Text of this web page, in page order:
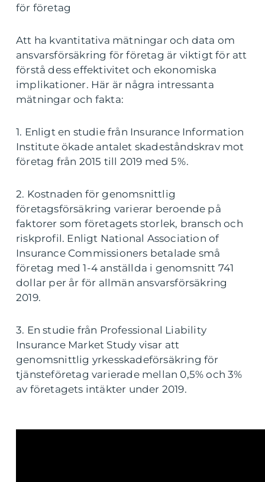
för företag
Att ha kvantitativa mätningar och data om
ansvarsförsäkring för företag är viktigt för att
förstå dess effektivitet och ekonomiska
implikationer. Här är några intressanta
mätningar och fakta:
1. Enligt en studie från Insurance Information
Institute ökade antalet skadeståndskrav mot
företag från 2015 till 2019 med 5%.
2. Kostnaden för genomsnittlig
företagsförsäkring varierar beroende på
faktorer som företagets storlek, bransch och
riskprofil. Enligt National Association of
Insurance Commissioners betalade små
företag med 1-4 anställda i genomsnitt 741
dollar per år för allmän ansvarsförsäkring
2019.
3. En studie från Professional Liability
Insurance Market Study visar att
genomsnittlig yrkesskadeförsäkring för
tjänsteföretag varierade mellan 0,5% och 3%
av företagets intäkter under 2019.